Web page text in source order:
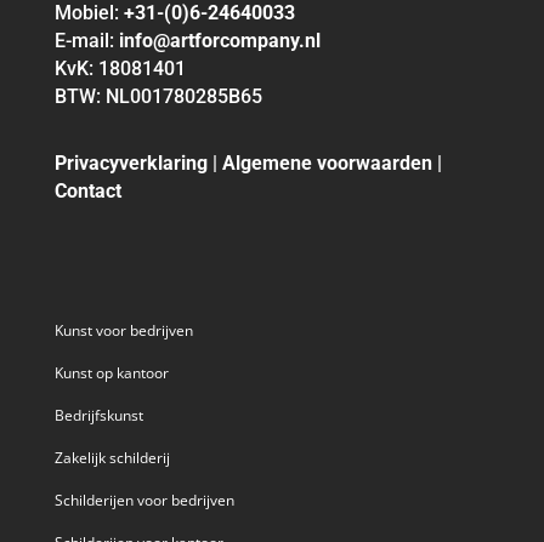
Mobiel: +31-(0)6-24640033
E-mail: info@artforcompany.nl
KvK: 18081401
BTW: NL001780285B65
Privacyverklaring| Algemene voorwaarden|
Contact
Kunst voor bedrijven
Kunst op kantoor
Bedrijfskunst
Zakelijk schilderij
Schilderijen voor bedrijven